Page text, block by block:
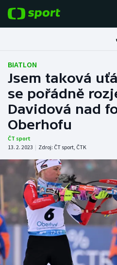
Fotbal
Hokej
Tenis
Atletika
DALŠÍ SPORTY
Americký fotbal
Baseball a softbal
Basketbal
NEPŘEHLÉDNĚTE
Soutěže
Historické návraty
BIATLON
Jsem taková
se pořádně
Davidová nad
Oberhofu
ČT sport
13. 2. 2023 | Zdroj: ČT sport, ČTK